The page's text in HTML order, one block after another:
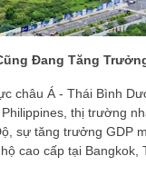
Đang Tăng
châu Á - Thái Bình
thị trường
sự tăng trưởng GDP
cao cấp tại